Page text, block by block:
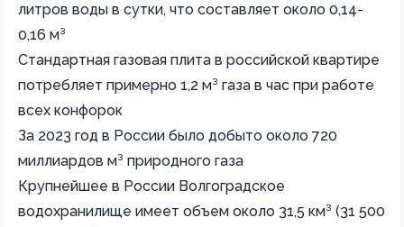
литров воды в сутки, что составляет около 0,14-
0,16 м³
Стандартная газовая плита в российской квартире
потребляет примерно 1,2 м³ газа в час при работе
всех конфорок
За 2023 год в России было добыто около 720
миллиардов м³ природного газа
Крупнейшее в России Волгоградское
водохранилище имеет объем около 31,5 км³ (31 500